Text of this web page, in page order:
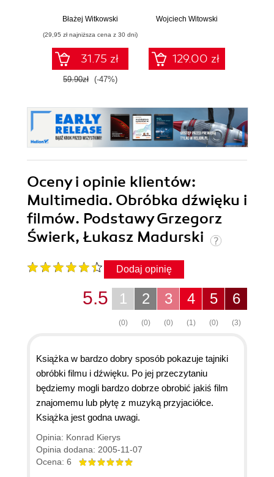
Błażej Witkowski
(29,95 zł najniższa cena z 30 dni)
31.75 zł
59.90zł (-47%)
Wojciech Witowski
129.00 zł
Oceny i opinie klientów:
Multimedia. Obróbka dźwięku i
filmów. Podstawy Grzegorz
Świerk, Łukasz Madurski
Dodaj opinię
6
(3)
5
(0)
4
(1)
3
(0)
2
(0)
1
(0)
5.5
Książka w bardzo dobry sposób pokazuje tajniki
obróbki filmu i dźwięku. Po jej przeczytaniu
będziemy mogli bardzo dobrze obrobić jakiś film
znajomemu lub płytę z muzyką przyjaciółce.
Książka jest godna uwagi.
Opinia: Konrad Kierys
Opinia dodana: 2005-11-07
Ocena: 6